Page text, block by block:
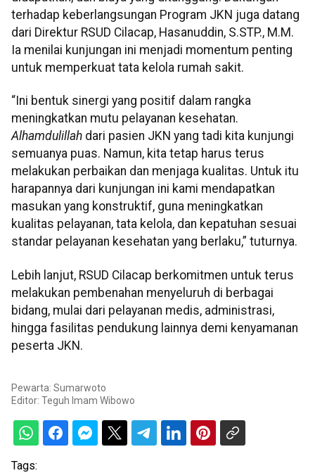
terhadap keberlangsungan Program JKN juga datang
dari Direktur RSUD Cilacap, Hasanuddin, S.STP., M.M.
Ia menilai kunjungan ini menjadi momentum penting
untuk memperkuat tata kelola rumah sakit.
“Ini bentuk sinergi yang positif dalam rangka
meningkatkan mutu pelayanan kesehatan.
Alhamdulillah dari pasien JKN yang tadi kita kunjungi
semuanya puas. Namun, kita tetap harus terus
melakukan perbaikan dan menjaga kualitas. Untuk itu
harapannya dari kunjungan ini kami mendapatkan
masukan yang konstruktif, guna meningkatkan
kualitas pelayanan, tata kelola, dan kepatuhan sesuai
standar pelayanan kesehatan yang berlaku,” tuturnya.
Lebih lanjut, RSUD Cilacap berkomitmen untuk terus
melakukan pembenahan menyeluruh di berbagai
bidang, mulai dari pelayanan medis, administrasi,
hingga fasilitas pendukung lainnya demi kenyamanan
peserta JKN.
Pewarta: Sumarwoto
Editor: Teguh Imam Wibowo
Tags: